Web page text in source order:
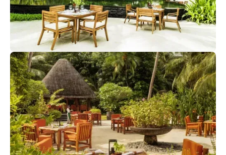
Rah Bar
Потанцуйте вечером в баре у бассейна, закажите
коктейли, кальян и насладитесь живой музыкой.